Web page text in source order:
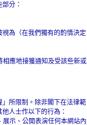
分：
視為（在我們獨有的酌情決定
應地接獲通知及受該些新或
所限制。除非閣下在法律範
人士作以下的行為：
示、公開表演任何本網站內